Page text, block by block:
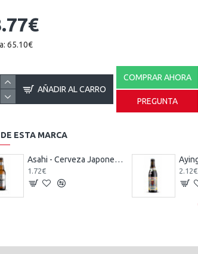
65.10€
AÑADIR AL CARRO
COMPRAR AHORA
PREGUNTA
ESTA MARCA
Asahi - Cerveza Japonesa Pilsner 33 cl.
1.72€ 2.12€